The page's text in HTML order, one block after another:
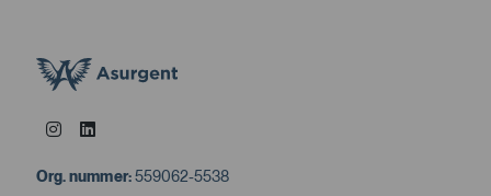
Org. nummer:559062-5538